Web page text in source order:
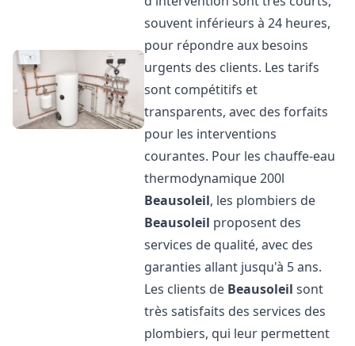
souvent inférieurs à 24 heures,
pour répondre aux besoins
urgents des clients. Les tarifs
sont compétitifs et
transparents, avec des forfaits
pour les interventions
courantes. Pour les chauffe-eau
thermodynamique 200l
Beausoleil, les plombiers de
Beausoleil proposent des
services de qualité, avec des
garanties allant jusqu'à 5 ans.
Les clients de Beausoleil sont
très satisfaits des services des
plombiers, qui leur permettent